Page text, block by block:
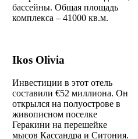
бассейны. Общая площадь
комплекса – 41000 кв.м.
Ikos Olivia
Инвестиции в этот отель
составили €52 миллиона. Он
открылся на полуострове в
живописном поселке
Геракини на перешейке
мысов Кассандра и Ситония.